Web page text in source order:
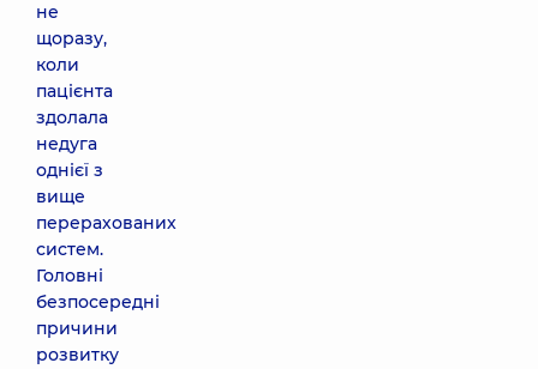
не
щоразу,
коли
пацієнта
здолала
недуга
однієї з
вище
перерахованих
систем.
Головні
безпосередні
причини
розвитку